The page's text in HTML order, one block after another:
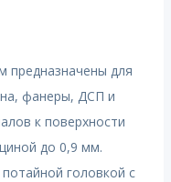
предназначены для
фанеры, ДСП и
к поверхности
до 0,9 мм.
головкой с